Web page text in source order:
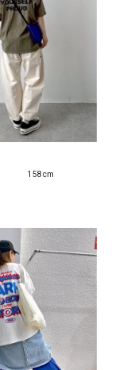
158cm